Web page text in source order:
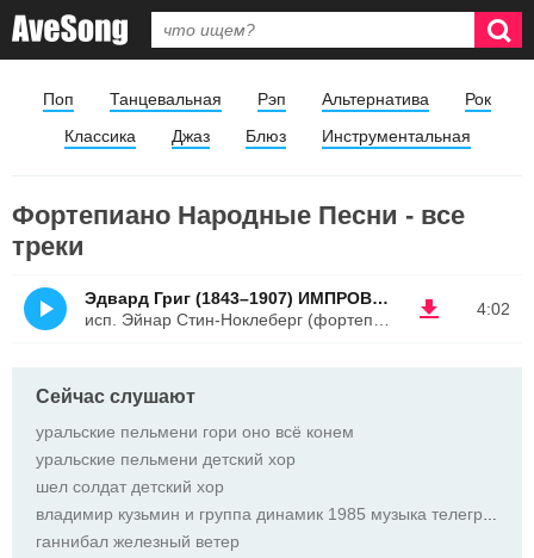
Поп Танцевальная Рэп Альтернатива
Рок
Классика
Джаз Блюз Инструментальная
Фортепиано Народные Песни - все
треки
4:02
Эдвард Григ (1843–1907) ИМПРОВИЗАЦИЯ НА НОРВЕЖСКИЕ НАРОДНЫЕ ПЕСНИ OP.29 2. Andante. Animato. Presto leggiero. Tempo I
Сейчас слушают
уральские пельмени гори оно всё конем
уральские пельмени детский хор
шел солдат детский хор
владимир кузьмин и группа динамик 1985 музыка телеграфных проводов
ганнибал железный ветер